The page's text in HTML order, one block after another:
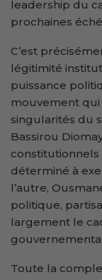
leadership du
prochaines
C’est
légitimité
puissance
mouvement qui
singularités du
Bassirou
déterminé à
l’autre,
politique,
largement le
Toute la